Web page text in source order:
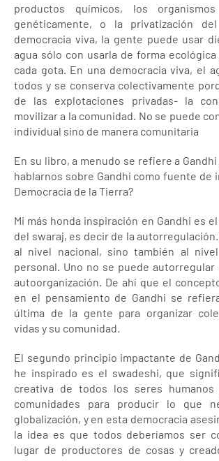
productos químicos, los organismos
genéticamente, o la privatización
democracia viva, la gente puede usar
agua sólo con usarla de forma
cada gota. En una democracia viva, el
todos y se conserva colectivamente
de las explotaciones privadas- la
movilizar a la comunidad. No se puede
individual sino de manera comunitaria
En su libro, a menudo se refiere a Gandhi
hablarnos sobre Gandhi como fuente de
Democracia de la Tierra?
Mi más honda inspiración en Gandhi es
del swaraj, es decir de la
al nivel nacional, sino también al
personal. Uno no se puede autorregular
autoorganización. De ahí que el
en el pensamiento de Gandhi se
última de la gente para organizar
vidas y su comunidad.
El segundo principio impactante de
he inspirado es el swadeshi, que
creativa de todos los seres
comunidades para producir lo que
globalización, y en esta democracia
la idea es que todos deberíamos ser
lugar de productores de cosas y